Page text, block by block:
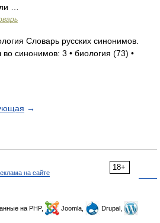
…
Словарь русских синонимов.
во синонимов: 3 • биология (73) •
→
18+
на сайте
на PHP, Joomla,
Drupal,